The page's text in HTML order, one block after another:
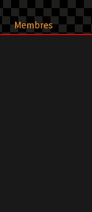
Membres